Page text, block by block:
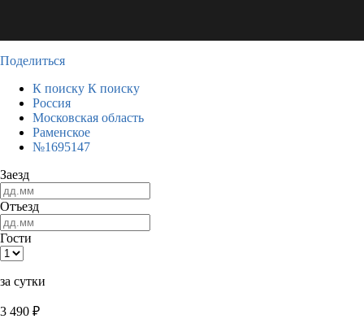
Поделиться
К поиску К поиску
Россия
Московская область
Раменское
№1695147
Заезд
Отъезд
Гости
за сутки
3 490 ₽